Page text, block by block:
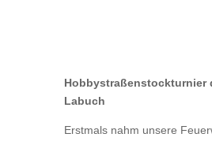
Hobbystraßenstockturnier
Labuch
Erstmals nahm unsere